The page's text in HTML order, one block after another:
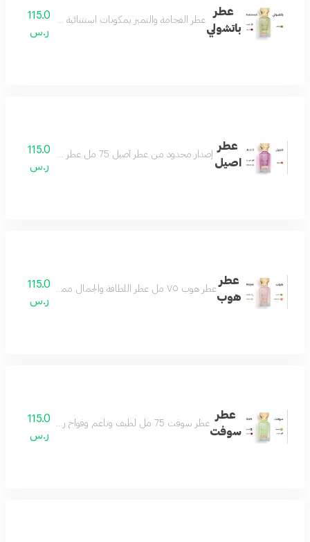
عطر
باتشولي
عطر الفخامة والتميز بمكونات استثنائية مختارة بعناية
115.0
ر.س
عطر
اصيل
إصدار محدود من عطر أصيل 75 مل عطر منعش يتميز باللطافة والهدوء والجمال يمنحك شعورا بالمتعة والسعادة عطر ممتع ومريح للغاية عطرك اليومي مكونات العطر توت فراولة فانيلا زهر البرتقال
115.0
ر.س
عطر
هوب
عطر هوب ٧٥ مل عطر اللطافة والجمال مميز وجميل بكل معنى رائع وفواح بتكوين فاخر من الياسمين والجريب فروت مع مزيج من المسك الأبيض وخشب الأرز ونفحات لطيفة من العنبر لتتكون منه رائحة منعشة باردة تناسب جميع الأذواق عطر يليق بك
115.0
ر.س
عطر
سوفت
عطر سوفت 75 مل لطيف وناعم وفواح رائحة تملك القلب منعش ويصنع يومك بجماله مناسب للجنسين
115.0
ر.س